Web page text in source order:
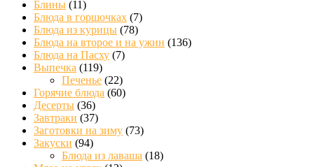
Блины (11)
Блюда в горшочках (7)
Блюда из курицы (78)
Блюда на второе и на ужин (136)
Блюда на Пасху (7)
Выпечка (119)
Печенье (22)
Горячие блюда (60)
Десерты (36)
Завтраки (37)
Заготовки на зиму (73)
Закуски (94)
Блюда из лаваша (18)